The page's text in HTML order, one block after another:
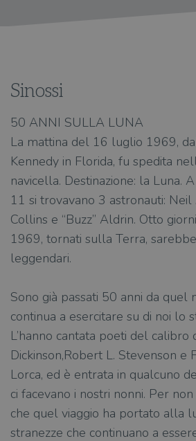
Sinossi
50 ANNI SULLA LUNA
La mattina del 16 luglio 1969,
Kennedy in Florida, fu spedita
navicella. Destinazione: la Luna.
11 si trovavano 3 astronauti:
Collins e “Buzz” Aldrin. Otto
1969, tornati sulla Terra,
leggendari.
Sono già passati 50 anni da quel
continua a esercitare su di noi lo
L’hanno cantata poeti del calibro
Dickinson,Robert L. Stevenson e
Lorca, ed è entrata in qualcuno
ci facevano i nostri nonni. Per
che quel viaggio ha portato alla
stranezze che continuano a